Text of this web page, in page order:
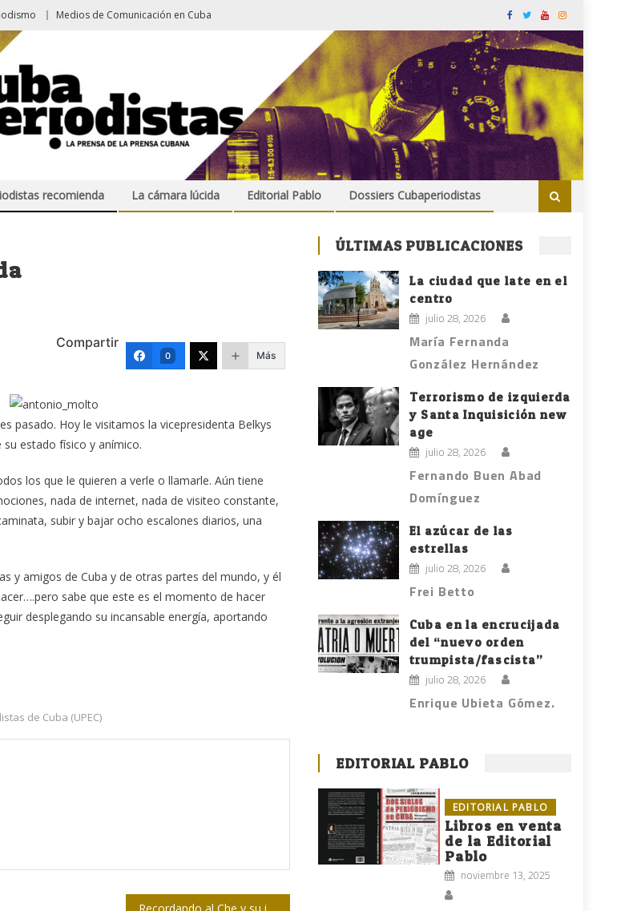
Medios de Comunicación en Cuba
recomienda La cámara lúcida Editorial Pablo Dossiers Cubaperiodistas
Compartir
0 Más
pasado. Hoy le visitamos la vicepresidenta Belkys
estado físico y anímico.
los que le quieren a verle o llamarle. Aún tiene
nada de internet, nada de visiteo constante,
subir y bajar ocho escalones diarios, una
y amigos de Cuba y de otras partes del mundo, y él
sabe que este es el momento de hacer
desplegando su incansable energía, aportando
de Cuba (UPEC)
ÚLTIMAS PUBLICACIONES
La ciudad que late en el
centro
julio 28, 2026
María Fernanda
González Hernández
Terrorismo de izquierda
y Santa Inquisición new
age
julio 28, 2026
Fernando Buen Abad
Domínguez
El azúcar de las
estrellas
julio 28, 2026
Frei Betto
Cuba en la encrucijada
del “nuevo orden
trumpista/fascista”
julio 28, 2026
Enrique Ubieta Gómez.
EDITORIAL PABLO
EDITORIAL PABLO
Libros en venta
de la Editorial
Pablo
noviembre 13, 2025